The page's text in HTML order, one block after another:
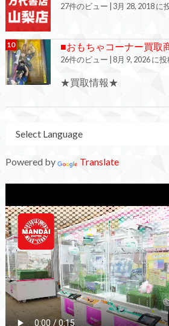
27件のビュー 3月 28, 2018 に
■おもちゃコーナー買取
26件のビュー 8月 9, 2026 に
★買取情報★
Powered by Translate